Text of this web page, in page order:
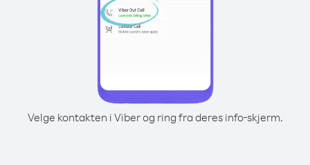
Velge kontakten i Viber og ring fra deres info-skjerm.